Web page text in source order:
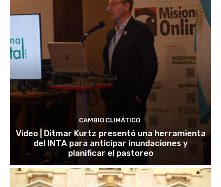
CAMBIO CLIMÁTICO
Video | Ditmar Kurtz presentó una herramienta
del INTA para anticipar inundaciones y
planificar el pastoreo